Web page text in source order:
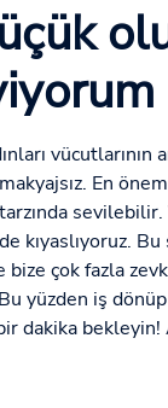
En
sevilebilir.
Bu
çok fazla
yüzden iş
dakika bekleyin!